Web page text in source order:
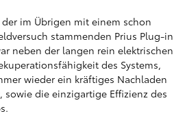
im Übrigen mit einem schon
stammenden Prius Plug-in
neben der langen rein elektrischen
des Systems,
wieder ein kräftiges Nachladen
die einzigartige Effizienz des